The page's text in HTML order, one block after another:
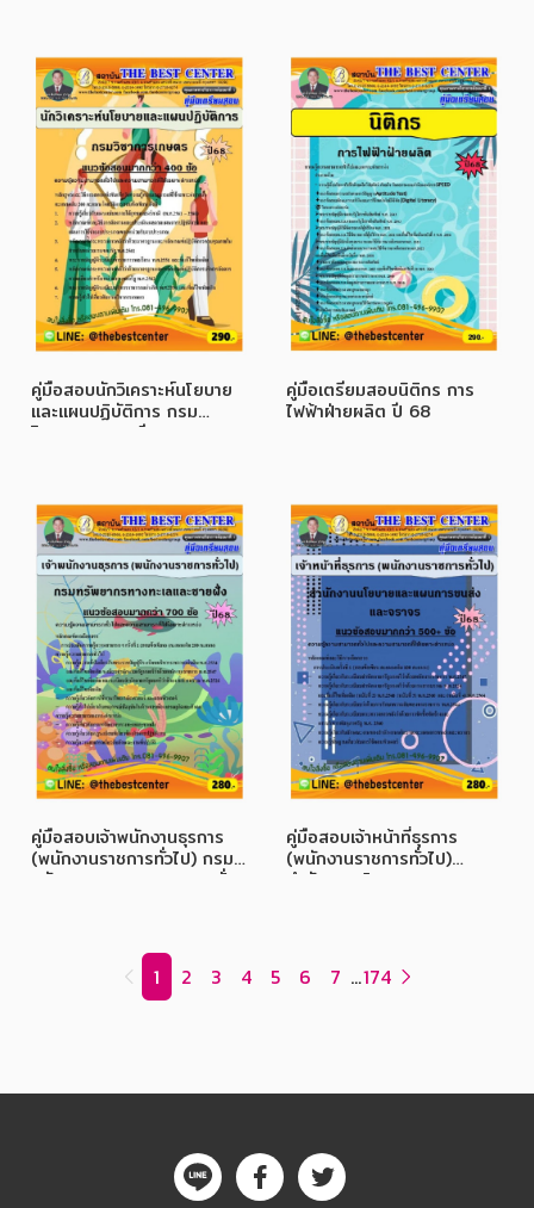
คู่มือสอบนักวิเคราะห์นโยบาย
และแผนปฏิบัติการ กรม
วิชาการเกษตร ปี 68
คู่มือเตรียมสอบนิติกร การ
ไฟฟ้าฝ่ายผลิต ปี 68
คู่มือสอบเจ้าพนักงานธุรการ
(พนักงานราชการทั่วไป) กรม
ทรัพยากรทางทะเลและชายฝั่ง
คู่มือสอบเจ้าหน้าที่ธุรการ
(พนักงานราชการทั่วไป)
สำนักงานนโยบายและแผนการ
1 2 3 4 5 6 7 ...174